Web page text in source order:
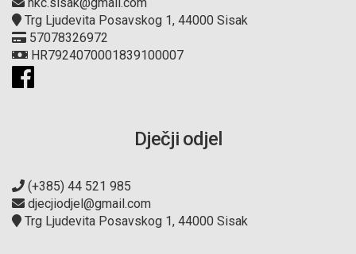
Trg Ljudevita Posavskog 1, 44000 Sisak
57078326972
HR7924070001839100007
Dječji odjel
(+385) 44 521 985
djecjiodjel@gmail.com
Trg Ljudevita Posavskog 1, 44000 Sisak